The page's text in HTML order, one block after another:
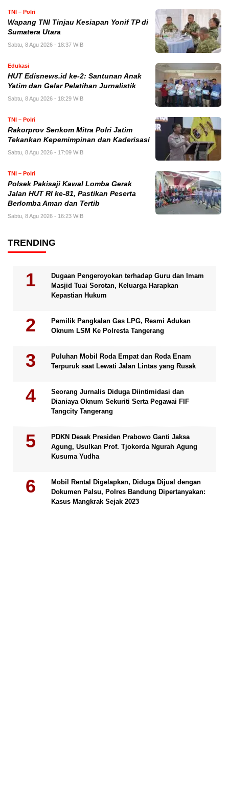
TNI – Polri
Wapang TNI Tinjau Kesiapan Yonif TP di
Sumatera Utara
Sabtu, 8 Agu 2026 - 18:37 WIB
Edukasi
HUT Edisnews.id ke-2: Santunan Anak
Yatim dan Gelar Pelatihan Jurnalistik
Sabtu, 8 Agu 2026 - 18:29 WIB
TNI – Polri
Rakorprov Senkom Mitra Polri Jatim
Tekankan Kepemimpinan dan Kaderisasi
Sabtu, 8 Agu 2026 - 17:09 WIB
TNI – Polri
Polsek Pakisaji Kawal Lomba Gerak
Jalan HUT RI ke-81, Pastikan Peserta
Berlomba Aman dan Tertib
Sabtu, 8 Agu 2026 - 16:23 WIB
TRENDING
Dugaan Pengeroyokan terhadap Guru dan Imam
Masjid Tuai Sorotan, Keluarga Harapkan
Kepastian Hukum
Pemilik Pangkalan Gas LPG, Resmi Adukan
Oknum LSM Ke Polresta Tangerang
Puluhan Mobil Roda Empat dan Roda Enam
Terpuruk saat Lewati Jalan Lintas yang Rusak
Seorang Jurnalis Diduga Diintimidasi dan
Dianiaya Oknum Sekuriti Serta Pegawai FIF
Tangcity Tangerang
PDKN Desak Presiden Prabowo Ganti Jaksa
Agung, Usulkan Prof. Tjokorda Ngurah Agung
Kusuma Yudha
Mobil Rental Digelapkan, Diduga Dijual dengan
Dokumen Palsu, Polres Bandung Dipertanyakan:
Kasus Mangkrak Sejak 2023